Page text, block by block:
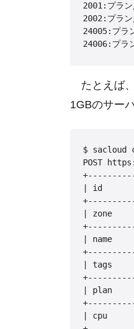
2001:プラ
2002:プラ
24005:プ
たとえば
1GBのサー
$ sacloud
POST
| id
| zone
| name
| tags
| plan
| cpu